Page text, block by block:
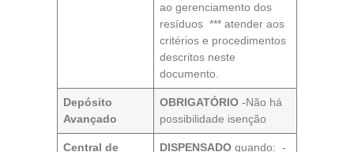
ao gerenciamento dos
resíduos *** atender aos
critérios e procedimentos
descritos neste
documento.
Depósito
Avançado
OBRIGATÓRIO -Não há
possibilidade isenção
Central de
DISPENSADOquando: -